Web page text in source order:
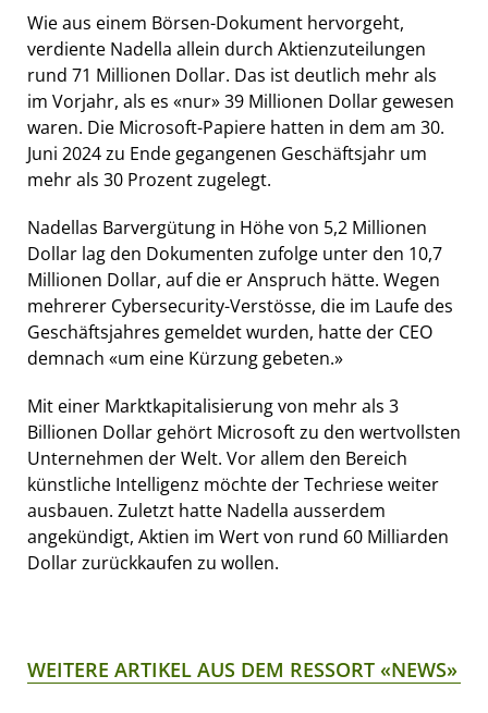
Wie aus einem Börsen-Dokument hervorgeht,
verdiente Nadella allein durch Aktienzuteilungen
rund 71 Millionen Dollar. Das ist deutlich mehr als
im Vorjahr, als es «nur» 39 Millionen Dollar gewesen
waren. Die Microsoft-Papiere hatten in dem am 30.
Juni 2024 zu Ende gegangenen Geschäftsjahr um
mehr als 30 Prozent zugelegt.
Nadellas Barvergütung in Höhe von 5,2 Millionen
Dollar lag den Dokumenten zufolge unter den 10,7
Millionen Dollar, auf die er Anspruch hätte. Wegen
mehrerer Cybersecurity-Verstösse, die im Laufe des
Geschäftsjahres gemeldet wurden, hatte der CEO
demnach «um eine Kürzung gebeten.»
Mit einer Marktkapitalisierung von mehr als 3
Billionen Dollar gehört Microsoft zu den wertvollsten
Unternehmen der Welt. Vor allem den Bereich
künstliche Intelligenz möchte der Techriese weiter
ausbauen. Zuletzt hatte Nadella ausserdem
angekündigt, Aktien im Wert von rund 60 Milliarden
Dollar zurückkaufen zu wollen.
WEITERE ARTIKEL AUS DEM RESSORT «NEWS»